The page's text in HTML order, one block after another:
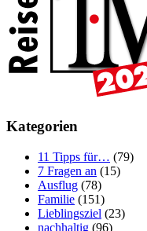
Kategorien
11 Tipps für… (79)
7 Fragen an (15)
Ausflug (78)
Familie (151)
Lieblingsziel (23)
nachhaltig (96)